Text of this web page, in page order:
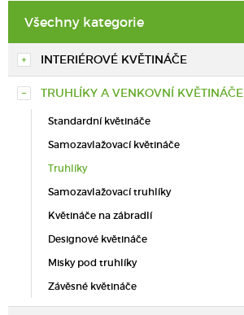
Všechny kategorie
INTERIÉROVÉ KVĚTINÁČE
TRUHLÍKY A VENKOVNÍ KVĚTINÁČE
Standardní květináče
Samozavlažovací květináče
Truhlíky
Samozavlažovací truhlíky
Květináče na zábradlí
Designové květináče
Misky pod truhlíky
Závěsné květináče